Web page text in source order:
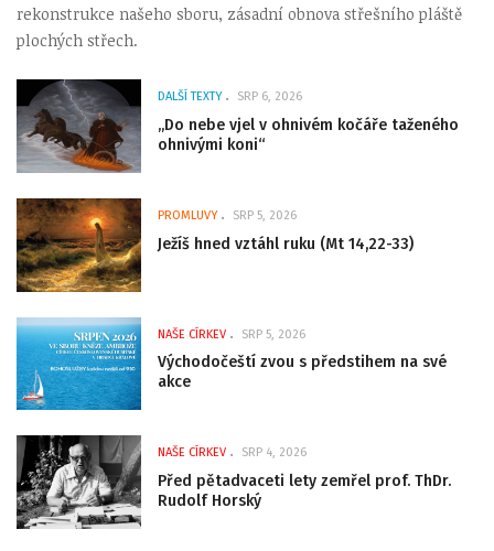
rekonstrukce našeho sboru, zásadní obnova střešního pláště
plochých střech.
DALŠÍ TEXTY SRP 6, 2026
„Do nebe vjel v ohnivém kočáře taženého
ohnivými koni“
PROMLUVY SRP 5, 2026
Ježíš hned vztáhl ruku (Mt 14,22-33)
NAŠE CÍRKEV SRP 5, 2026
Východočeští zvou s předstihem na své
akce
NAŠE CÍRKEV SRP 4, 2026
Před pětadvaceti lety zemřel prof. ThDr.
Rudolf Horský